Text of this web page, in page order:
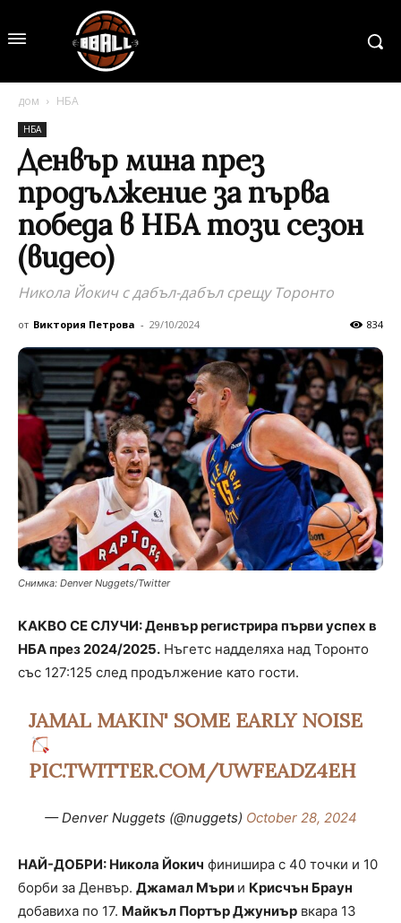
дом НБА
НБА
Денвър мина през
продължение за първа
победа в НБА този сезон
(видео)
Никола Йокич с дабъл-дабъл срещу Торонто
от Виктория Петрова - 29/10/2024 834
Снимка: Denver Nuggets/Twitter
КАКВО СЕ СЛУЧИ: Денвър регистрира първи успех в
НБА през 2024/2025. Нъгетс надделяха над Торонто
със 127:125 след продължение като гости.
JAMAL MAKIN' SOME EARLY NOISE
PIC.TWITTER.COM/UWFEADZ4EH
— Denver Nuggets (@nuggets) October 28, 2024
НАЙ-ДОБРИ: Никола Йокич финишира с 40 точки и 10
борби за Денвър. Джамал Мъри и Крисчън Браун
добавиха по 17. Майкъл Портър Джуниър вкара 13